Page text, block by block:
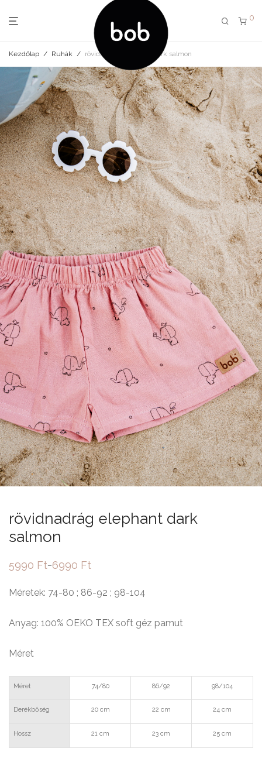
0
Kezdőlap / Ruhák / rövidnadrág elephant dark salmon
rövidnadrág elephant dark
salmon
5990 Ft–6990 Ft
Ártartomány:
6990 Ft
Méretek: 74-80 ; 86-92 ; 98-104
Anyag: 100% OEKO TEX soft géz pamut
Méret
Méret 74/80 86/92 98/104
Derékbőség 20 cm 22 cm 24 cm
Hossz 21 cm 23 cm 25 cm